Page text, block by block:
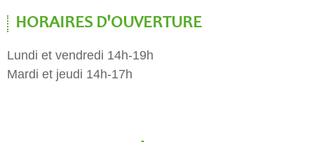
HORAIRES D'OUVERTURE
Lundi et vendredi 14h-19h
Mardi et jeudi 14h-17h